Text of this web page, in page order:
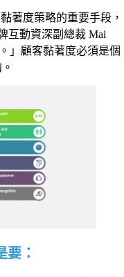
著度策略的重要手段，
互動資深副總裁 Mai
。」顧客黏著度必須是個
要：